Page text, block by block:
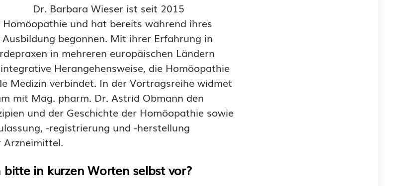
Dr. Barbara Wieser ist seit 2015
und hat bereits während ihres
begonnen. Mit ihrer Erfahrung in
in mehreren europäischen Ländern
Herangehensweise, die Homöopathie
Medizin verbindet. In der Vortragsreihe widmet
mit Mag. pharm. Dr. Astrid Obmann den
und der Geschichte der Homöopathie sowie
-registrierung und -herstellung
bitte in kurzen Worten selbst vor?